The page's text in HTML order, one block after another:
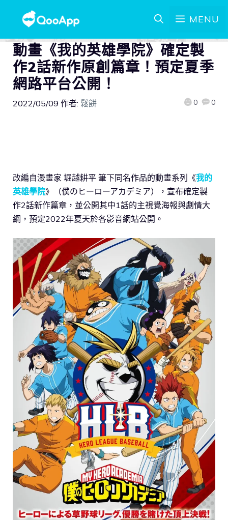
MENU
動畫《我的英雄學院》確定製
作2話新作原創篇章！預定夏季
網路平台公開！
2022/05/09 作者: 鬆餅 0 0
改編自漫畫家 堀越耕平 筆下同名作品的動畫系列《我的
英雄學院》（僕のヒーローアカデミア），宣布確定製
作2話新作篇章，並公開其中1話的主視覺海報與劇情大
綱，預定2022年夏天於各影音網站公開。